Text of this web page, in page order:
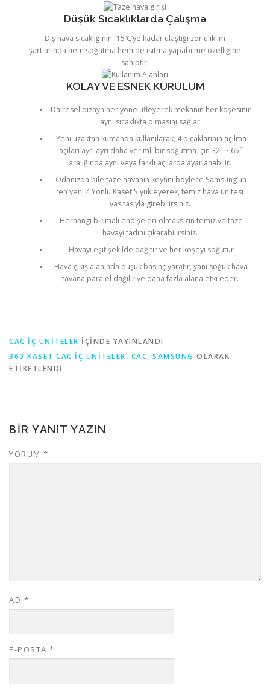
Düşük Sıcaklıklarda Çalışma
Dış hava sıcaklığının -15 ̊C’ye kadar ulaştığı zorlu iklim
şartlarında hem soğutma hem de ısıtma yapabilme özelliğine
sahiptir.
KOLAY VE ESNEK KURULUM
Dairesel dizayn her yöne üfleyerek mekanın her köşesinin
aynı sıcaklıkta olmasını sağlar
Yeni uzaktan kumanda kullanılarak, 4 bıçaklarının açılma
açıları ayrı ayrı daha verimli bir soğutma için 32˚ ~ 65˚
aralığında aynı veya farklı açılarda ayarlanabilir.
Odanızda bile taze havanın keyfini böylece Samsung’un
‘en yeni 4 Yönlü Kaset S yükleyerek, temiz hava ünitesi
vasıtasıyla girebilirsiniz.
Herhangi bir mali endişeleri olmaksızın temiz ve taze
havayı tadını çıkarabilirsiniz.
Havayı eşit şekilde dağıtır ve her köşeyi soğutur
Hava çıkış alanında düşük basınç yaratır, yani soğuk hava
tavana paralel dağılır ve daha fazla alana etki eder.
CAC İÇ ÜNİTELER IÇINDE YAYINLANDI
360 KASET CAC IÇ ÜNITELER, CAC, SAMSUNG OLARAK
ETIKETLENDI
BIR YANIT YAZIN
YORUM *
AD *
E-POSTA *